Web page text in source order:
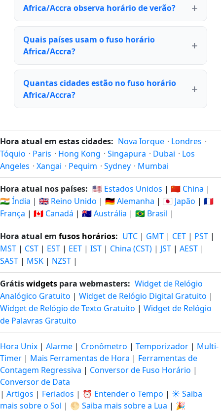
Africa/Accra observa horário de verão?
Quais países usam o fuso horário
Africa/Accra?
Quantas cidades estão no fuso horário
Africa/Accra?
Hora atual em estas cidades: Nova Iorque · Londres ·
Tóquio · Paris · Hong Kong · Singapura · Dubai · Los
Angeles · Xangai · Pequim · Sydney · Mumbai
Hora atual nos países: 🇺🇸 Estados Unidos | 🇨🇳 China |
🇮🇳 Índia | 🇬🇧 Reino Unido | 🇩🇪 Alemanha | 🇯🇵 Japão | 🇫🇷
França | 🇨🇦 Canadá | 🇦🇺 Austrália | 🇧🇷 Brasil |
Hora atual em fusos horários: UTC | GMT | CET | PST |
MST | CST | EST | EET | IST | China (CST) | JST | AEST |
SAST | MSK | NZST |
Grátiswidgets para webmasters: Widget de Relógio
Analógico Gratuito | Widget de Relógio Digital Gratuito |
Widget de Relógio de Texto Gratuito | Widget de Relógio
de Palavras Gratuito
Hora Unix | Alarme | Cronômetro | Temporizador | Multi-
Timer | Mais Ferramentas de Hora | Ferramentas de
Contagem Regressiva | Conversor de Fuso Horário |
Conversor de Data
| Artigos | Feriados | ⏰ Entender o Tempo | ☀️ Saiba
mais sobre o Sol | 🌕 Saiba mais sobre a Lua | 🎉